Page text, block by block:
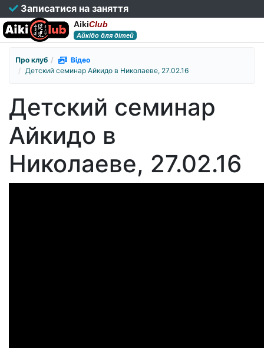
Записатися на заняття
AikiClub
Айкідо для дітей
Про клуб
Відео
Детский семинар Айкидо в Николаеве, 27.02.16
Детский семинар
Айкидо в
Николаеве, 27.02.16